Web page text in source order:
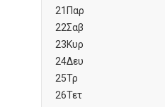
21 Παρ
22Σαβ
23Κυρ
24Δευ
25Τρ
26Τετ